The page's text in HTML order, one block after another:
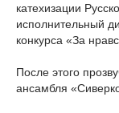
катехизации
исполнительный
конкурса «За
После этого
ансамбля